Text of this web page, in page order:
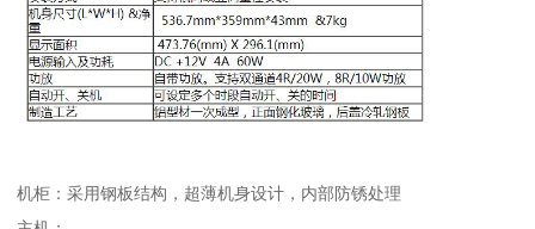
机柜：采用钢板结构，超薄机身设计，内部防锈处理